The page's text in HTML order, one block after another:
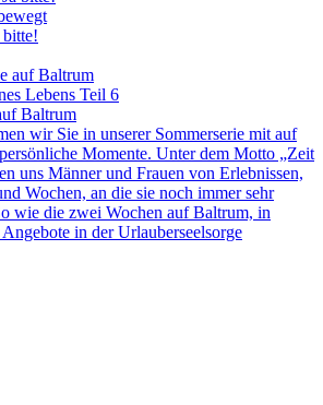
bitte!
Lebens Teil 6
Baltrum
wir Sie in unserer Sommerserie mit auf
Momente. Unter dem Motto „Zeit
uns Männer und Frauen von Erlebnissen,
Wochen, an die sie noch immer sehr
wie die zwei Wochen auf Baltrum, in
in der Urlauberseelsorge